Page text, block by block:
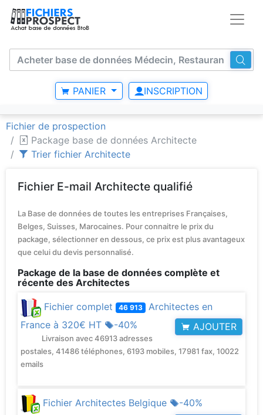
PANIER INSCRIPTION
Fichier de prospection
Package base de données Architecte
Trier fichier Architecte
Fichier E-mail Architecte qualifié
La Base de données de toutes les entreprises Françaises,
Belges, Suisses, Marocaines. Pour connaitre le prix du
package, sélectionner en dessous, ce prix est plus avantageux
que celui du devis personnalisé.
Package de la base de données complète et
récente des Architectes
Fichier complet 46 913 Architectes en
France à 320€ HT -40% AJOUTER
Livraison avec 46913 adresses
postales, 41486 téléphones, 6193 mobiles, 17981 fax, 10022
emails
Fichier Architectes Belgique
-40%